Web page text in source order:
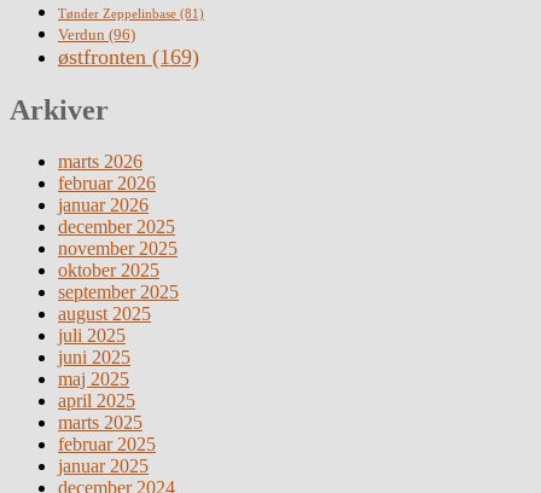
Tønder Zeppelinbase (81)
Verdun (96)
østfronten (169)
Arkiver
marts 2026
februar 2026
januar 2026
december 2025
november 2025
oktober 2025
september 2025
august 2025
juli 2025
juni 2025
maj 2025
april 2025
marts 2025
februar 2025
januar 2025
december 2024